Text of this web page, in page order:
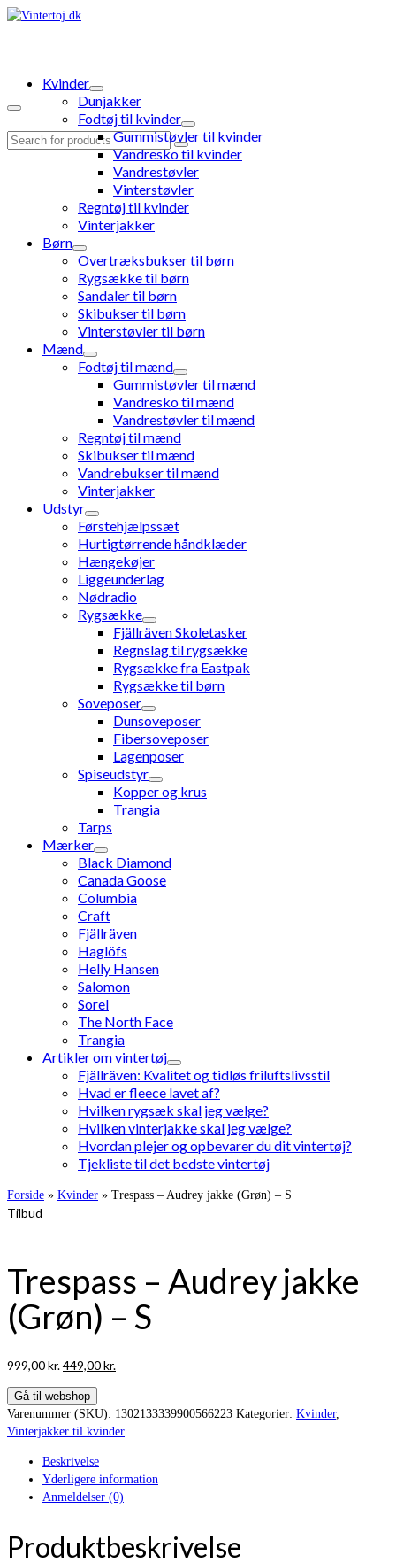
Search
Kvinder
Dunjakker
Fodtøj til kvinder
Gummistøvler til kvinder
Vandresko til kvinder
Vandrestøvler
Vinterstøvler
Regntøj til kvinder
Vinterjakker
Børn
Overtræksbukser til børn
Rygsække til børn
Sandaler til børn
Skibukser til børn
Vinterstøvler til børn
Mænd
Fodtøj til mænd
Gummistøvler til mænd
Vandresko til mænd
Vandrestøvler til mænd
Regntøj til mænd
Skibukser til mænd
Vandrebukser til mænd
Vinterjakker
Udstyr
Førstehjælpssæt
Hurtigtørrende håndklæder
Hængekøjer
Liggeunderlag
Nødradio
Rygsække
Fjällräven Skoletasker
Regnslag til rygsække
Rygsække fra Eastpak
Rygsække til børn
Soveposer
Dunsoveposer
Fibersoveposer
Lagenposer
Spiseudstyr
Kopper og krus
Trangia
Tarps
Mærker
Black Diamond
Canada Goose
Columbia
Craft
Fjällräven
Haglöfs
Helly Hansen
Salomon
Sorel
The North Face
Trangia
Artikler om vintertøj
Fjällräven: Kvalitet og tidløs friluftslivsstil
Hvad er fleece lavet af?
Hvilken rygsæk skal jeg vælge?
Hvilken vinterjakke skal jeg vælge?
Hvordan plejer og opbevarer du dit vintertøj?
Tjekliste til det bedste vintertøj
Forside » Kvinder » Trespass – Audrey jakke (Grøn) – S
Tilbud
Trespass – Audrey jakke
(Grøn) – S
999,00kr.Den
pris
var:
999,00 kr..
449,00kr.
er:
449,00 kr..
Gå til webshop
Varenummer (SKU): 1302133339900566223 Kategorier: Kvinder,
Vinterjakker til kvinder
Beskrivelse
Yderligere information
Anmeldelser (0)
Produktbeskrivelse